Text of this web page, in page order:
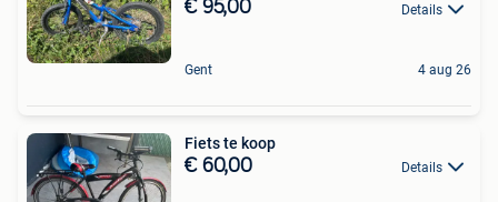
€ 95,00 Details
Gent 4 aug 26
Fiets te koop
€ 60,00 Details